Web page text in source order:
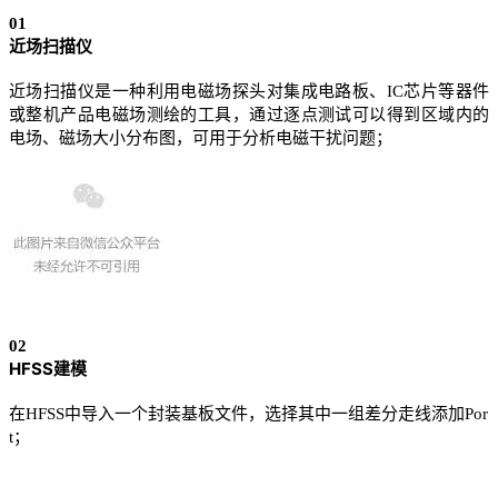
01
近场扫描仪
近场扫描仪是一种利用电磁场探头对集成电路板、IC芯片等器件
或整机产品电磁场测绘的工具，通过逐点测试可以得到区域内的
电场、磁场大小分布图，可用于分析电磁干扰问题；
02
HFSS建模
在HFSS中导入一个封装基板文件，选择其中一组差分走线添加Por
t；